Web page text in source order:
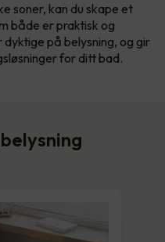
soner, kan du skape et
både er praktisk og
på belysning, og gir
for ditt bad.